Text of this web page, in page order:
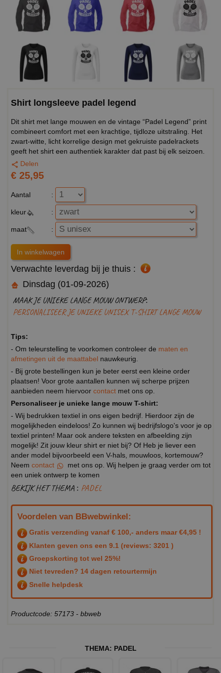
Shirt longsleeve padel legend
Dit shirt met lange mouwen en de vintage “Padel Legend” print
combineert comfort met een krachtige, tijdloze uitstraling. Het
zwart-witte, licht korrelige design met gekruiste padelrackets
geeft het shirt een authentiek karakter dat past bij elk seizoen.
Delen
€ 25,95
Aantal :
kleur :
maat :
Verwachte leverdag bij je thuis :
Dinsdag (01-09-2026)
MAAK JE UNIEKE LANGE MOUW ONTWERP:
PERSONALISEER JE UNIEKE UNISEX T-SHIRT LANGE MOUW
Tips:
- Om teleurstelling te voorkomen controleer de maten en
afmetingen uit de maattabel nauwkeurig.
- Bij grote bestellingen kun je beter eerst een kleine order
plaatsen! Voor grote aantallen kunnen wij scherpe prijzen
aanbieden neem hiervoor contact met ons op.
Personaliseer je unieke lange mouw T-shirt:
- Wij bedrukken textiel in ons eigen bedrijf. Hierdoor zijn de
mogelijkheden eindeloos! Zo kunnen wij bedrijfslogo's voor je op
textiel printen! Maar ook andere teksten en afbeelding zijn
mogelijk! Zit jouw kleur shirt er niet bij? Of Heb je liever een
ander model bijvoorbeeld een V-hals, mouwloos, kortemouw?
Neem contact
met ons op. Wij helpen je graag verder om tot
een uniek ontwerp te komen
BEKIJK HET THEMA : PADEL
Voordelen van BBwebwinkel:
Gratis verzending vanaf € 100,- anders maar €4,95 !
Klanten geven ons een 9.1 (reviews: 3201 )
Groepskorting tot wel 25%!
Niet tevreden? 14 dagen retourtermijn
Snelle helpdesk
Productcode: 57173 - bbweb
THEMA: PADEL